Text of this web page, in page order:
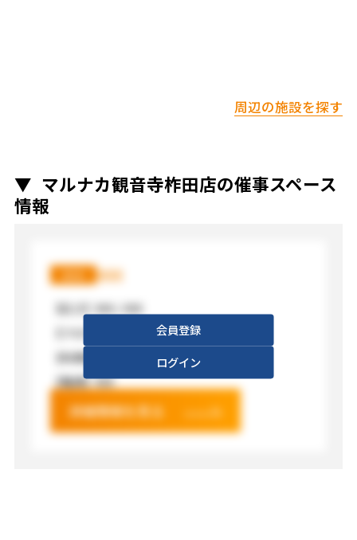
周辺の施設を探す
マルナカ観音寺柞田店の催事スペース
情報
XXX XXX
【広さ】
XXX / XXX
【フロア】
【利用料金】
【電源】XXX
詳細情報を見る
会員登録
ログイン